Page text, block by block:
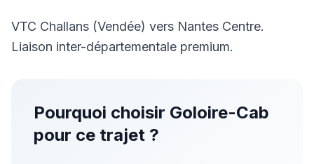
VTC Challans (Vendée) vers Nantes Centre.
Liaison inter-départementale premium.
Pourquoi choisir Goloire-Cab
pour ce trajet ?